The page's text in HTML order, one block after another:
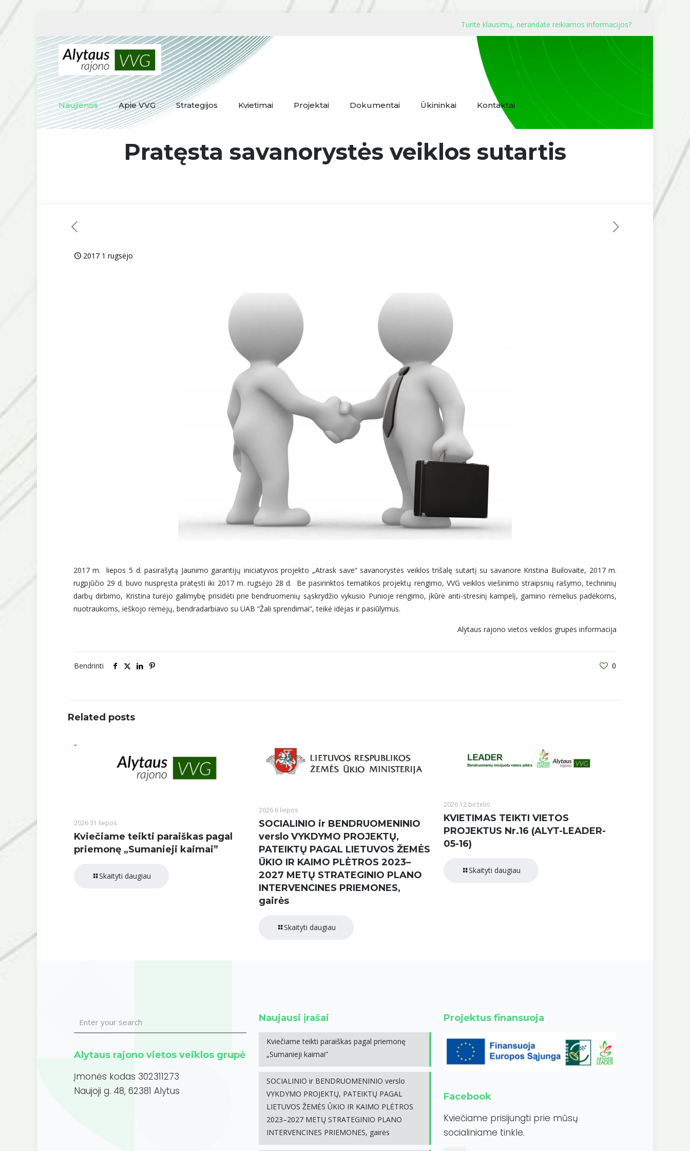
Turite klausimų, nerandate reikiamos informacijos?
Naujienos Apie VVG Strategijos Kvietimai Projektai Dokumentai Ūkininkai Kontaktai
Pratęsta savanorystės veiklos sutartis
2017 1 rugsėjo
2017 m. liepos 5 d. pasirašytą Jaunimo garantijų iniciatyvos projekto „Atrask save“ savanorystės veiklos trišalę sutartį su savanore Kristina Builovaite, 2017 m.
rugpjūčio 29 d. buvo nuspręsta pratęsti iki 2017 m. rugsėjo 28 d. Be pasirinktos tematikos projektų rengimo, VVG veiklos viešinimo straipsnių rašymo, techninių
darbų dirbimo, Kristina turėjo galimybę prisidėti prie bendruomenių sąskrydžio vykusio Punioje rengimo, įkūrė anti-stresinį kampelį, gamino rėmelius padėkoms,
nuotraukoms, ieškojo rėmėjų, bendradarbiavo su UAB “Žali sprendimai“, teikė idėjas ir pasiūlymus.
Alytaus rajono vietos veiklos grupės informacija
Bendrinti 0
Related posts
2026 31 liepos
Kviečiame teikti paraiškas pagal
priemonę „Sumanieji kaimai”
Skaityti daugiau
2026 6 liepos
SOCIALINIO ir BENDRUOMENINIO
verslo VYKDYMO PROJEKTŲ,
PATEIKTŲ PAGAL LIETUVOS ŽEMĖS
ŪKIO IR KAIMO PLĖTROS 2023–
2027 METŲ STRATEGINIO PLANO
INTERVENCINES PRIEMONES,
gairės
Skaityti daugiau
2026 12 birželio
KVIETIMAS TEIKTI VIETOS
PROJEKTUS Nr.16 (ALYT-LEADER-
05-16)
Skaityti daugiau
Alytaus rajono vietos veiklos grupė
Įmonės kodas 302311273
Naujoji g. 48, 62381 Alytus
Naujausi įrašai
Kviečiame teikti paraiškas pagal priemonę
„Sumanieji kaimai”
SOCIALINIO ir BENDRUOMENINIO verslo
VYKDYMO PROJEKTŲ, PATEIKTŲ PAGAL
LIETUVOS ŽEMĖS ŪKIO IR KAIMO PLĖTROS
2023–2027 METŲ STRATEGINIO PLANO
INTERVENCINES PRIEMONES, gairės
Projektus finansuoja
Facebook
Kviečiame prisijungti prie mūsų
socialiniame tinkle.